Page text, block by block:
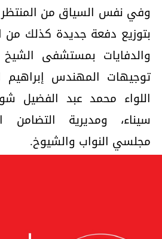
وفي نفس السياق من
بتوزيع دفعة جديدة كذلك من
والدفايات بمستشفى
توجيهات المهندس إبراهيم
اللواء محمد عبد الفضيل
سيناء، ومديرية التضامن
مجلسي النواب والشيوخ.